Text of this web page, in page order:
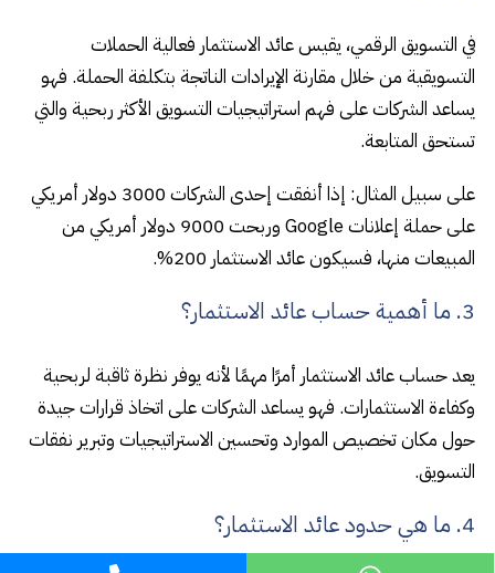
في التسويق الرقمي، يقيس عائد الاستثمار فعالية الحملات
التسويقية من خلال مقارنة الإيرادات الناتجة بتكلفة الحملة. فهو
يساعد الشركات على فهم استراتيجيات التسويق الأكثر ربحية والتي
تستحق المتابعة.
على سبيل المثال: إذا أنفقت إحدى الشركات 3000 دولار أمريكي
على حملة إعلانات Google وربحت 9000 دولار أمريكي من
المبيعات منها، فسيكون عائد الاستثمار 200%.
3. ما أهمية حساب عائد الاستثمار؟
يعد حساب عائد الاستثمار أمرًا مهمًا لأنه يوفر نظرة ثاقبة لربحية
وكفاءة الاستثمارات. فهو يساعد الشركات على اتخاذ قرارات جيدة
حول مكان تخصيص الموارد وتحسين الاستراتيجيات وتبرير نفقات
التسويق.
4. ما هي حدود عائد الاستثمار؟